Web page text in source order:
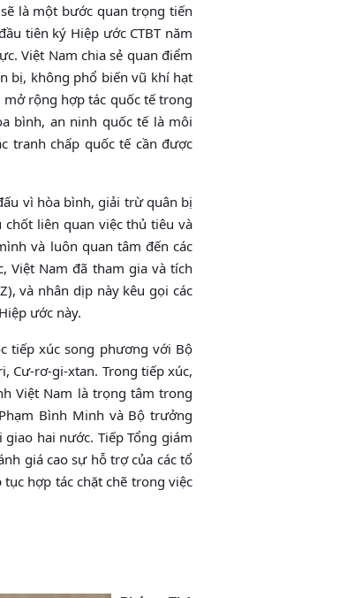
là một bước quan trọng tiến
tiên ký Hiệp ước CTBT năm
Việt Nam chia sẻ quan điểm
bị, không phổ biến vũ khí hạt
rộng hợp tác quốc tế trong
bình, an ninh quốc tế là môi
tranh chấp quốc tế cần được
vì hòa bình, giải trừ quân bị
chốt liên quan việc thủ tiêu và
và luôn quan tâm đến các
Việt Nam đã tham gia và tích
và nhân dịp này kêu gọi các
ước này.
tiếp xúc song phương với Bộ
Cư-rơ-gi-xtan. Trong tiếp xúc,
Việt Nam là trọng tâm trong
Bình Minh và Bộ trưởng
hai nước. Tiếp Tổng giám
giá cao sự hỗ trợ của các tổ
hợp tác chặt chẽ trong việc